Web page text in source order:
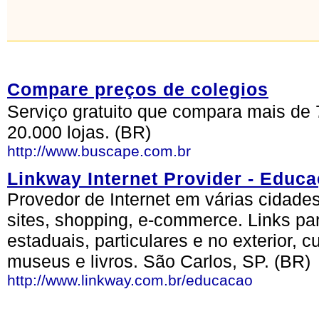
Compare preços de colegios
Serviço gratuito que compara mais
20.000 lojas. (BR)
http://www.buscape.com.br
Linkway Internet Provider -
Provedor de Internet em várias
sites, shopping, e-commerce. Links
estaduais, particulares e no exterior,
museus e livros. São Carlos, SP. (BR)
http://www.linkway.com.br/educacao